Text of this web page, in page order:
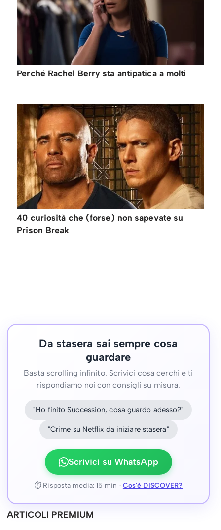
Perché Rachel Berry sta antipatica a molti
40 curiosità che (forse) non sapevate su
Prison Break
Da stasera sai sempre cosa
guardare
Basta scrolling infinito. Scrivici cosa cerchi e ti
rispondiamo noi con consigli su misura.
"Ho finito Succession, cosa guardo adesso?"
"Crime su Netflix da iniziare stasera"
Scrivici su WhatsApp
⏱ Risposta media: 15 min · Cos'è DISCOVER?
ARTICOLI PREMIUM